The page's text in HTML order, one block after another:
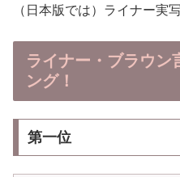
（日本版では）ライナー実
ライナー・ブラウ
ング！
第一位